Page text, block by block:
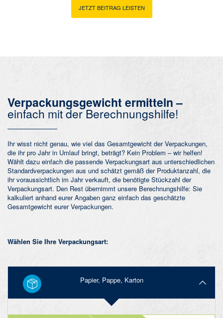
JETZT BEITRAG LEISTEN
Verpackungsgewicht ermitteln –
einfach mit der Berechnungshilfe!
Ihr wisst nicht genau, wie viel das Gesamtgewicht der Verpackungen,
die ihr pro Jahr in Umlauf bringt, beträgt? Kein Problem – wir helfen!
Wählt dazu einfach die passende Verpackungsart aus unterschiedlichen
Standardverpackungen aus und schätzt gemäß der Produktanzahl, die
ihr voraussichtlich im Jahr verkauft, die benötigte Stückzahl der
Verpackungsart. Den Rest übernimmt unsere Berechnungshilfe: Sie
kalkuliert anhand eurer Angaben ganz einfach das geschätzte
Gesamtgewicht eurer Verpackungen.
Wählen Sie Ihre Verpackungsart:
Papier, Pappe, Karton